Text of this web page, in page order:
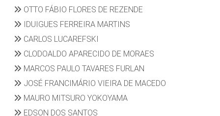
OTTO FÁBIO FLORES DE REZENDE
IDUIGUES FERREIRA MARTINS
CARLOS LUCAREFSKI
CLODOALDO APARECIDO DE MORAES
MARCOS PAULO TAVARES FURLAN
JOSÉ FRANCIMÁRIO VIEIRA DE MACEDO
MAURO MITSURO YOKOYAMA
EDSON DOS SANTOS